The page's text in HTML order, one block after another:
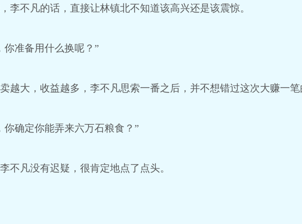
李不凡的话，直接让林镇北不知道该高兴还是该震惊。
你准备用什么换呢？”
越大，收益越多，李不凡思索一番之后，并不想错过这次大赚一
你确定你能弄来六万石粮食？”
不凡没有迟疑，很肯定地点了点头。